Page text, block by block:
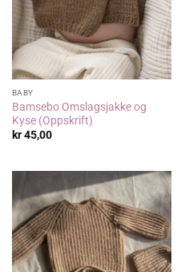
BABY
Bamsebo Omslagsjakke og
Kyse (Oppskrift)
kr45,00